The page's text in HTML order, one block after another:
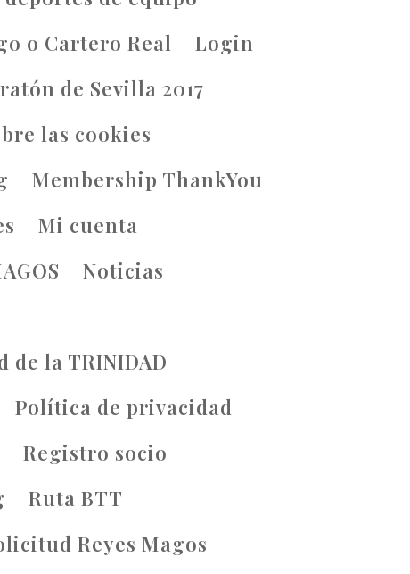
o Cartero Real
Login
de Sevilla 2017
las cookies
Membership ThankYou
Mi cuenta
Noticias
de la TRINIDAD
Política de privacidad
Registro socio
Ruta BTT
Reyes Magos